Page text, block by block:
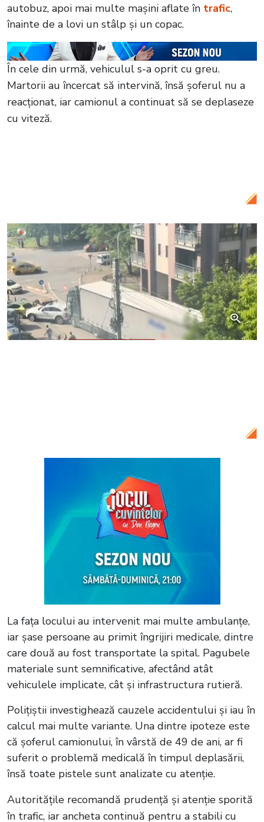
autobuz, apoi mai multe mașini aflate în trafic,
înainte de a lovi un stâlp și un copac.
În cele din urmă, vehiculul s-a oprit cu greu.
Martorii au încercat să intervină, însă șoferul nu a
reacționat, iar camionul a continuat să se deplaseze
cu viteză.
La fața locului au intervenit mai multe ambulanțe,
iar șase persoane au primit îngrijiri medicale, dintre
care două au fost transportate la spital. Pagubele
materiale sunt semnificative, afectând atât
vehiculele implicate, cât și infrastructura rutieră.
Polițiștii investighează cauzele accidentului și iau în
calcul mai multe variante. Una dintre ipoteze este
că șoferul camionului, în vârstă de 49 de ani, ar fi
suferit o problemă medicală în timpul deplasării,
însă toate pistele sunt analizate cu atenție.
Autoritățile recomandă prudență și atenție sporită
în trafic, iar ancheta continuă pentru a stabili cu